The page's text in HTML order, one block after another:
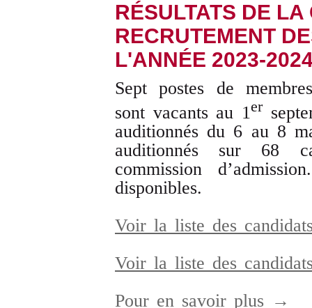
RÉSULTATS DE
RECRUTEMENT
L'ANNÉE 2023-
Sept postes de
sont vacants au 1 er
auditionnés du 6 au 8
auditionnés sur 68
commission
disponibles.
Voir la liste des
Voir la liste des
Pour en savoir plus →